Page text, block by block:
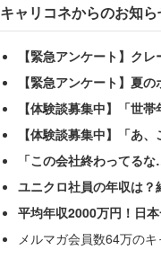
キャリコネからのお知
【緊急アンケート】ク
【緊急アンケート】夏
【体験談募集中】「世
【体験談募集中】「あ
「この会社終わってる
ユニクロ社員の年収は？
平均年収2000万円！日
メルマガ会員数64万の